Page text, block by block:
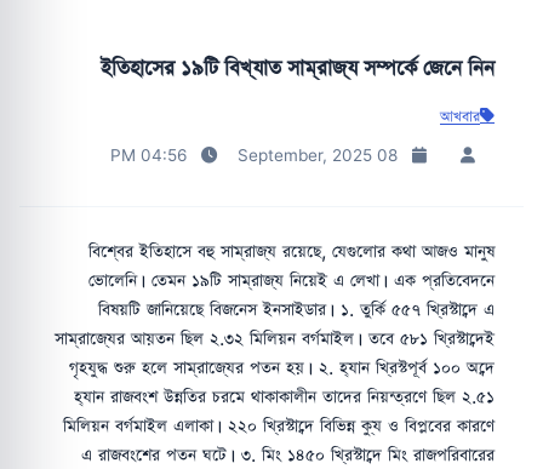
ইতিহাসের ১৯টি বিখ্যাত সাম্রাজ্য সম্পর্কে জেনে নিন
আখবার
08 September, 2025
04:56 PM
বিশ্বের ইতিহাসে বহু সাম্রাজ্য রয়েছে, যেগুলোর কথা আজও মানুষ
ভোলেনি। তেমন ১৯টি সাম্রাজ্য নিয়েই এ লেখা। এক প্রতিবেদনে
বিষয়টি জানিয়েছে বিজনেস ইনসাইডার। ১. তুর্কি ৫৫৭ খ্রিস্টাব্দে এ
সাম্রাজ্যের আয়তন ছিল ২.৩২ মিলিয়ন বর্গমাইল। তবে ৫৮১ খ্রিস্টাব্দেই
গৃহযুদ্ধ শুরু হলে সাম্রাজ্যের পতন হয়। ২. হ্যান খ্রিস্টপূর্ব ১০০ অব্দে
হ্যান রাজবংশ উন্নতির চরমে থাকাকালীন তাদের নিয়ন্ত্রণে ছিল ২.৫১
মিলিয়ন বর্গমাইল এলাকা। ২২০ খ্রিস্টাব্দে বিভিন্ন ক্যু ও বিপ্লবের কারণে
এ রাজবংশের পতন ঘটে। ৩. মিং ১৪৫০ খ্রিস্টাব্দে মিং রাজপরিবারের